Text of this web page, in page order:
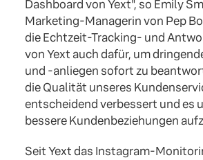
Dashboard von Yext", so Emily
Marketing-Managerin von Pep
die Echtzeit-Tracking- und
von Yext auch dafür, um
und -anliegen sofort zu
die Qualität unseres
entscheidend verbessert und es
bessere Kundenbeziehungen
Seit Yext das Instagram-